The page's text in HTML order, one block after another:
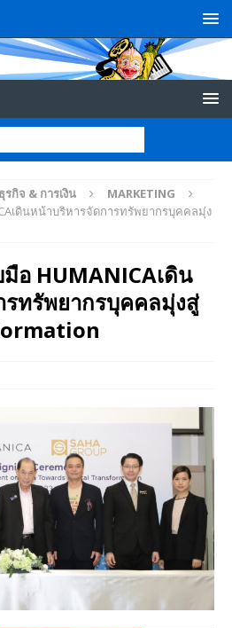
ธุรกิจ & การเงิน
MARKETING
เดินหน้าบริหารจัดการทรัพยากรบุคคลมุ่ง
อ HUMANICAเดิน
ทรัพยากรบุคคลมุ่งสู่